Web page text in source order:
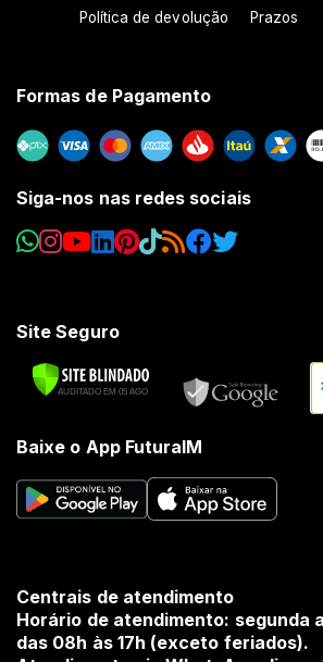
Política de devolução Prazos
Formas de Pagamento
Siga-nos nas redes sociais
Site Seguro
Baixe o App FuturaIM
Centrais de atendimento
Horário de atendimento: segunda
das 08h às 17h (exceto feriados).